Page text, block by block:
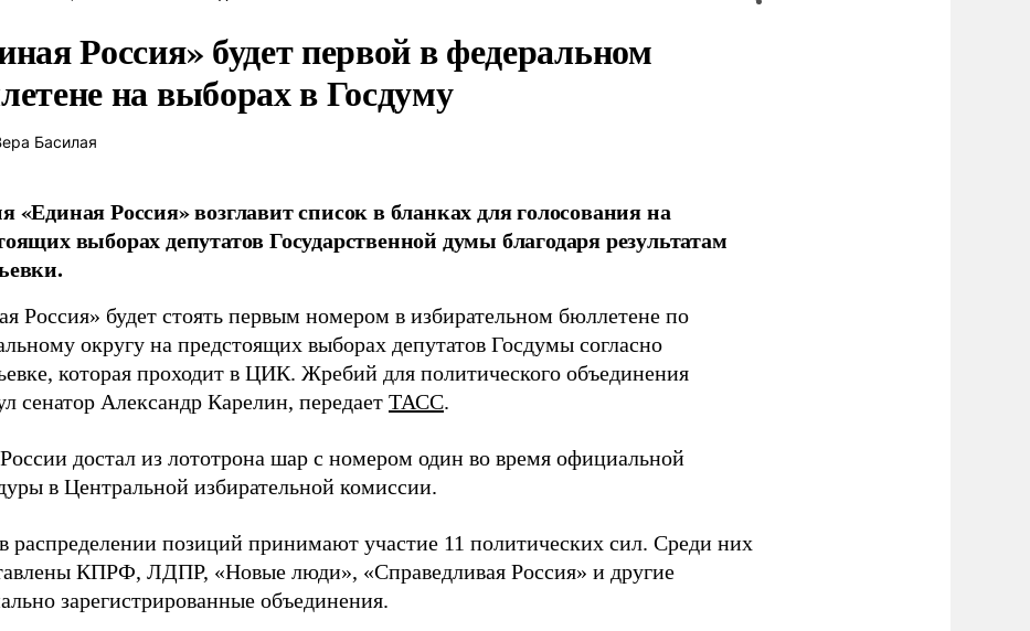
Россия» будет первой в федеральном
на выборах в Госдуму
Басилая
«Единая Россия» возглавит список в бланках для голосования на
выборах депутатов Государственной думы благодаря результатам
Россия» будет стоять первым номером в избирательном бюллетене по
округу на предстоящих выборах депутатов Госдумы согласно
которая проходит в ЦИК. Жребий для политического объединения
сенатор Александр Карелин, передает ТАСС.
достал из лототрона шар с номером один во время официальной
в Центральной избирательной комиссии.
распределении позиций принимают участие 11 политических сил. Среди них
КПРФ, ЛДПР, «Новые люди», «Справедливая Россия» и другие
зарегистрированные объединения.